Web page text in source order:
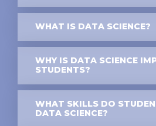
WHAT IS DATA SCIENCE?
WHY IS DATA SCIENCE
STUDENTS?
WHAT SKILLS DO
DATA SCIENCE?